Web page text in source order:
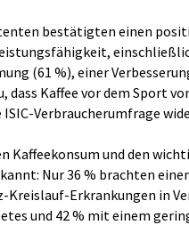
bestätigten einen
(61 %), einer
Kaffee vor dem Sport
Verbraucherumfrage
Kaffeekonsum und den
Nur 36 % brachten
Kreislauf-Erkrankungen in
und 42 % mit einem